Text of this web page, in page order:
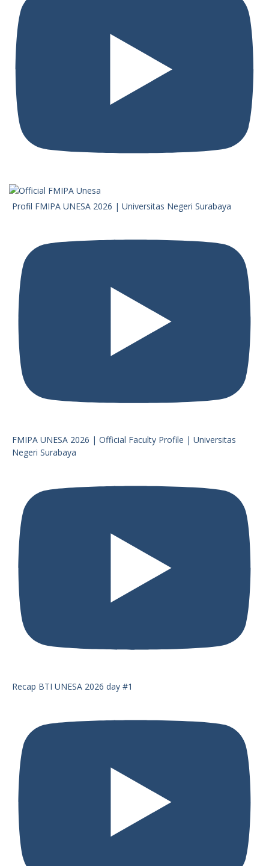
Profil FMIPA UNESA 2026 | Universitas Negeri Surabaya
FMIPA UNESA 2026 | Official Faculty Profile | Universitas
Negeri Surabaya
Recap BTI UNESA 2026 day #1